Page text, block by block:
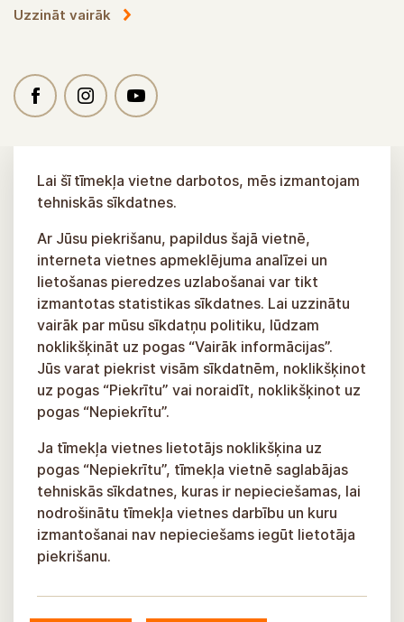
Uzzināt vairāk
Lai šī tīmekļa vietne darbotos, mēs izmantojam
tehniskās sīkdatnes.
Ar Jūsu piekrišanu, papildus šajā vietnē,
interneta vietnes apmeklējuma analīzei un
lietošanas pieredzes uzlabošanai var tikt
izmantotas statistikas sīkdatnes. Lai uzzinātu
vairāk par mūsu sīkdatņu politiku, lūdzam
noklikšķināt uz pogas “Vairāk informācijas”.
Jūs varat piekrist visām sīkdatnēm, noklikšķinot
uz pogas “Piekrītu” vai noraidīt, noklikšķinot uz
pogas “Nepiekrītu”.
Ja tīmekļa vietnes lietotājs noklikšķina uz
pogas “Nepiekrītu”, tīmekļa vietnē saglabājas
tehniskās sīkdatnes, kuras ir nepieciešamas, lai
nodrošinātu tīmekļa vietnes darbību un kuru
izmantošanai nav nepieciešams iegūt lietotāja
piekrišanu.